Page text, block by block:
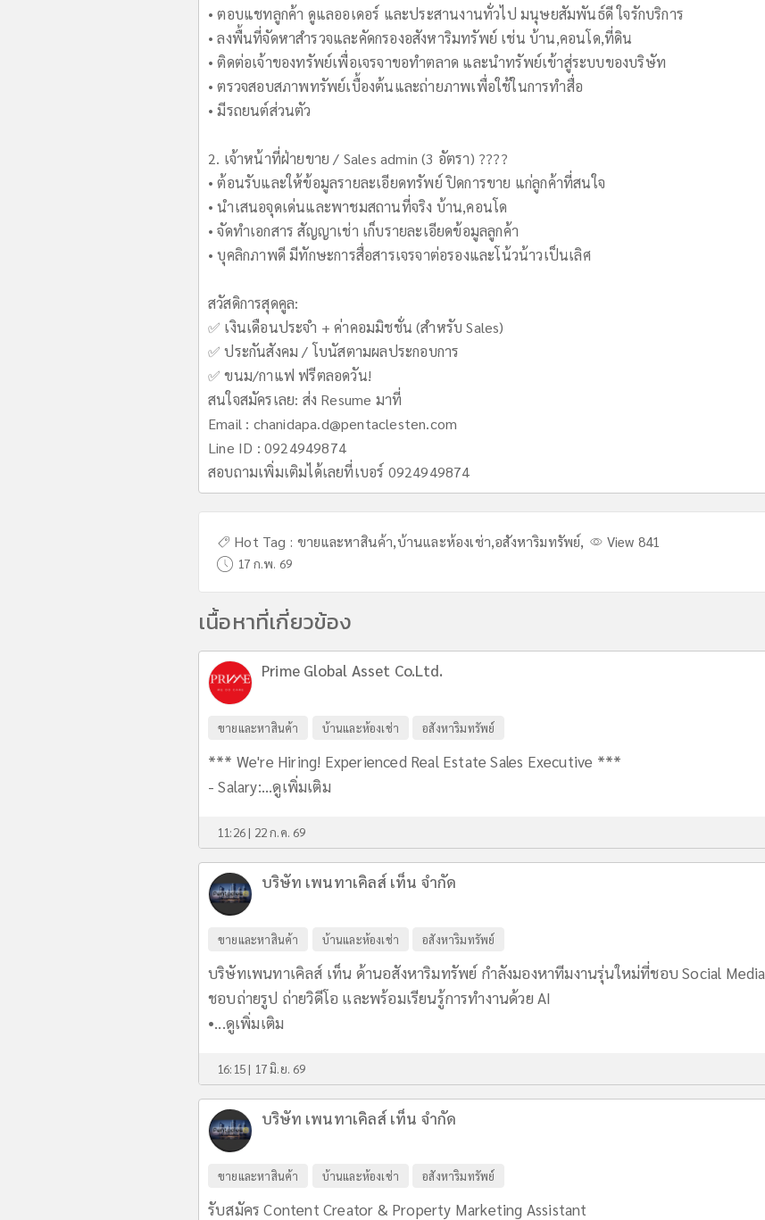
• ตอบแชทลูกค้า ดูแลออเดอร์ และประสานงานทั่วไป มนุษยสัมพันธ์ดี ใจรักบริการ
• ลงพื้นที่จัดหาสำรวจและคัดกรองอสังหาริมทรัพย์ เช่น บ้าน,คอนโด,ที่ดิน
• ติดต่อเจ้าของทรัพย์เพื่อเจรจาขอทำตลาด และนำทรัพย์เข้าสู่ระบบของบริษัท
• ตรวจสอบสภาพทรัพย์เบื้องต้นและถ่ายภาพเพื่อใช้ในการทำสื่อ
• มีรถยนต์ส่วนตัว
2. เจ้าหน้าที่ฝ่ายขาย / Sales admin (3 อัตรา) ????
• ต้อนรับและให้ข้อมูลรายละเอียดทรัพย์ ปิดการขาย แก่ลูกค้าที่สนใจ
• นำเสนอจุดเด่นและพาชมสถานที่จริง บ้าน,คอนโด
• จัดทำเอกสาร สัญญาเช่า เก็บรายละเอียดข้อมูลลูกค้า
• บุคลิกภาพดี มีทักษะการสื่อสารเจรจาต่อรองและโน้วน้าวเป็นเลิศ
สวัสดิการสุดคูล:
✅ เงินเดือนประจำ + ค่าคอมมิชชั่น (สำหรับ Sales)
✅ ประกันสังคม / โบนัสตามผลประกอบการ
✅ ขนม/กาแฟ ฟรีตลอดวัน!
สนใจสมัครเลย: ส่ง Resume มาที่
Email : chanidapa.d@pentaclesten.com
Line ID : 0924949874
สอบถามเพิ่มเติมได้เลยที่เบอร์ 0924949874
Hot Tag : ขายและหาสินค้า,บ้านและห้องเช่า,อสังหาริมทรัพย์, View 841
17 ก.พ. 69
เนื้อหาที่เกี่ยวข้อง
Prime Global Asset Co.Ltd.
ขายและหาสินค้า บ้านและห้องเช่า อสังหาริมทรัพย์
*** We're Hiring! Experienced Real Estate Sales Executive ***
- Salary:...ดูเพิ่มเติม
11:26 | 22 ก.ค. 69
บริษัท เพนทาเคิลส์ เท็น จำกัด
ขายและหาสินค้า บ้านและห้องเช่า อสังหาริมทรัพย์
บริษัทเพนทาเคิลส์ เท็น ด้านอสังหาริมทรัพย์ กำลังมองหาทีมงานรุ่นใหม่ที่ชอบ Social Media
ชอบถ่ายรูป ถ่ายวิดีโอ และพร้อมเรียนรู้การทำงานด้วย AI
•...ดูเพิ่มเติม
16:15 | 17 มิ.ย. 69
บริษัท เพนทาเคิลส์ เท็น จำกัด
ขายและหาสินค้า บ้านและห้องเช่า อสังหาริมทรัพย์
รับสมัคร Content Creator & Property Marketing Assistant